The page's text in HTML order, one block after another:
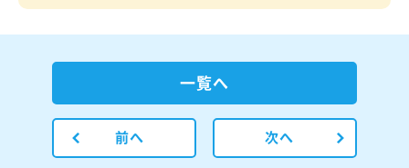
前へ
一覧へ
次へ